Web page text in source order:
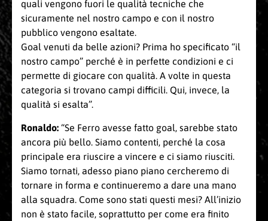
quali vengono fuori le qualità tecniche che
sicuramente nel nostro campo e con il nostro
pubblico vengono esaltate.
Goal venuti da belle azioni? Prima ho specificato “il
nostro campo” perché è in perfette condizioni e ci
permette di giocare con qualità. A volte in questa
categoria si trovano campi difficili. Qui, invece, la
qualità si esalta”.
Ronaldo: “Se Ferro avesse fatto goal, sarebbe stato
ancora più bello. Siamo contenti, perché la cosa
principale era riuscire a vincere e ci siamo riusciti.
Siamo tornati, adesso piano piano cercheremo di
tornare in forma e continueremo a dare una mano
alla squadra. Come sono stati questi mesi? All’inizio
non è stato facile, soprattutto per come era finito